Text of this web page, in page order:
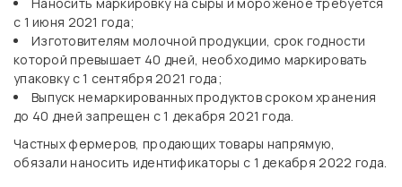
с 1 июня 2021 года;
Изготовителям молочной продукции, срок годности
которой превышает 40 дней, необходимо маркировать
упаковку с 1 сентября 2021 года;
Выпуск немаркированных продуктов сроком хранения
до 40 дней запрещен с 1 декабря 2021 года.
Частных фермеров, продающих товары напрямую,
обязали наносить идентификаторы с 1 декабря 2022 года.